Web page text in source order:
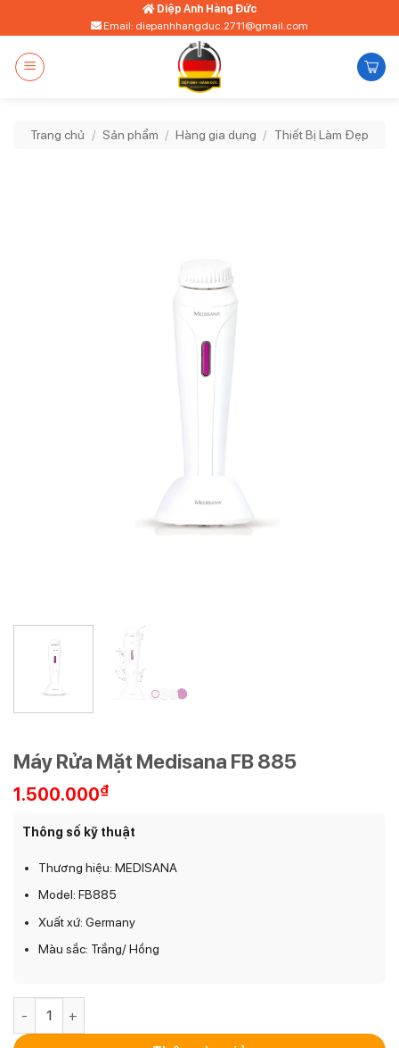
qua
dung
Diệp Anh Hàng Đức
Email: diepanhhangduc.2711@gmail.com
Trang chủ / Sản phẩm / Hàng gia dụng / Thiết Bị Làm Đẹp
Máy Rửa Mặt Medisana FB 885
1.500.000₫
Thông số kỹ thuật
Thương hiệu: MEDISANA
Model: FB885
Xuất xứ: Germany
Màu sắc: Trắng/ Hồng
Máy Rửa Mặt Medisana FB 885 số lượng